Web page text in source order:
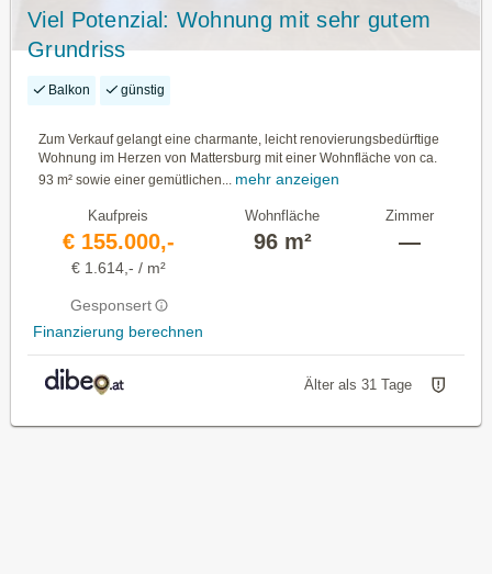
Viel Potenzial: Wohnung mit sehr gutem
Grundriss
Balkon günstig
Zum Verkauf gelangt eine charmante, leicht renovierungsbedürftige
Wohnung im Herzen von Mattersburg mit einer Wohnfläche von ca.
93 m² sowie einer gemütlichen... mehr anzeigen
Kaufpreis
€ 155.000,-
€ 1.614,- / m²
Gesponsert
Finanzierung berechnen
Wohnfläche
96 m²
Zimmer
—
Älter als 31 Tage